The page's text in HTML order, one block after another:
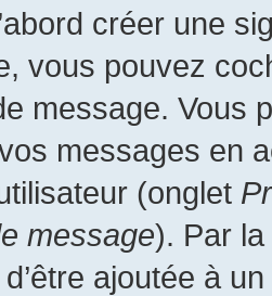
créer une
vous pouvez
message. Vous
messages en
(onglet
message). Par
ajoutée à